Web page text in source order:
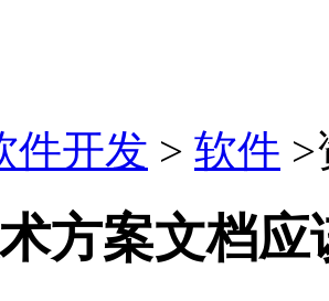
件开发 > 软件 >
方案文档应